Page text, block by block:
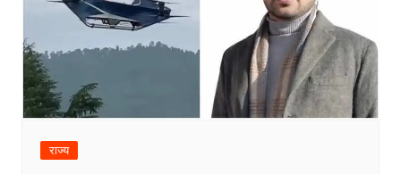
राज्य